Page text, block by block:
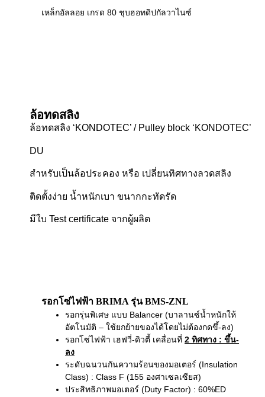
เหล็กอัลลอย เกรด 80 ชุบฮอทดิปกัลวาไนซ์
ล้อทดสลิง
ล้อทดสลิง ‘KONDOTEC’ / Pulley block ‘KONDOTEC’
DU
สำหรับเป็นล้อประคอง หรือ เปลี่ยนทิศทางลวดสลิง
ติดตั้งง่าย น้ำหนักเบา ขนากกะทัดรัด
มีใบ Test certificate จากผู้ผลิต
รอกโซ่ไฟฟ้า BRIMA รุ่น BMS-ZNL
รอกรุ่นพิเศษ แบบ Balancer (บาลานซ์น้ำหนักให้
อัตโนมัติ – ใช้ยกย้ายของได้โดยไม่ต้องกดขึ้-ลง)
รอกโซ่ไฟฟ้า เฮฟวี่-ดิวตี้ เคลื่อนที่ 2 ทิศทาง : ขึ้น-
ลง
ระดับฉนวนกันความร้อนของมอเตอร์ (Insulation
Class) : Class F (155 องศาเซลเซียส)
ประสิทธิภาพมอเตอร์ (Duty Factor) : 60%ED